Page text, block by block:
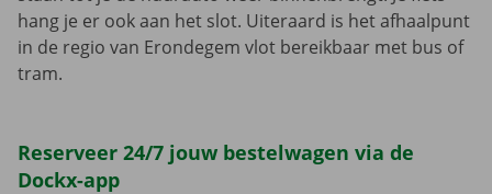
hang je er ook aan het slot. Uiteraard is het afhaalpunt
in de regio van Erondegem vlot bereikbaar met bus of
tram.
Reserveer 24/7 jouw bestelwagen via de
Dockx-app